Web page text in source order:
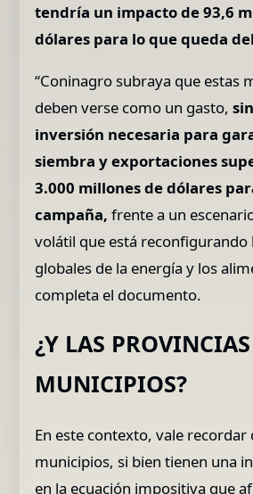
tendría un impacto de 93,6
dólares para lo que queda
“Coninagro subraya que estas
deben verse como un gasto,
inversión necesaria para
siembra y exportaciones
3.000 millones de dólares
campaña, frente a un
volátil que está reconfigurando
globales de la energía y los
completa el documento.
¿Y LAS
MUNICIPIOS?
En este contexto, vale
municipios, si bien tienen una
en la ecuación impositiva que